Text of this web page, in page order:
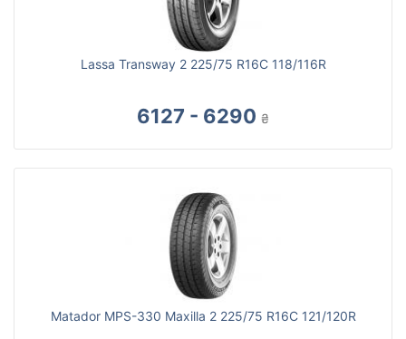
Lassa Transway 2 225/75 R16C 118/116R
6127 - 6290 ₴
Matador MPS-330 Maxilla 2 225/75 R16C 121/120R